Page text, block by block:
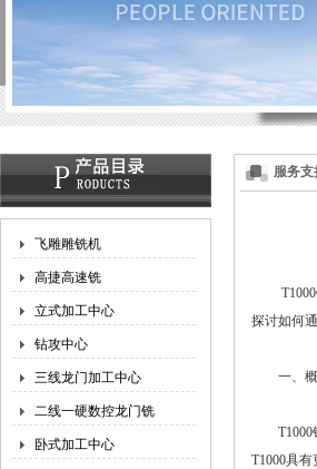
飞雕雕铣机
高捷高速铣
立式加工中心
钻攻中心
三线龙门加工中心
二线一硬数控龙门铣
卧式加工中心
服务支
T1000钻
探讨如何
一、概
T1000钻
T1000具